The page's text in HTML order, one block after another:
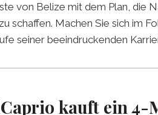
von Belize mit dem Plan, die
schaffen. Machen Sie sich im
seiner beeindruckenden
kauft ein